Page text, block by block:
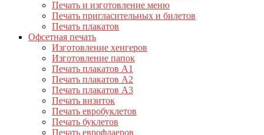
Печать и изготовление меню
Печать пригласительных и билетов
Печать плакатов
Офсетная печать
Изготовление хенгеров
Изготовление папок
Печать плакатов А1
Печать плакатов А2
Печать плакатов А3
Печать визиток
Печать евробуклетов
Печать буклетов
Печать еврофлаеров